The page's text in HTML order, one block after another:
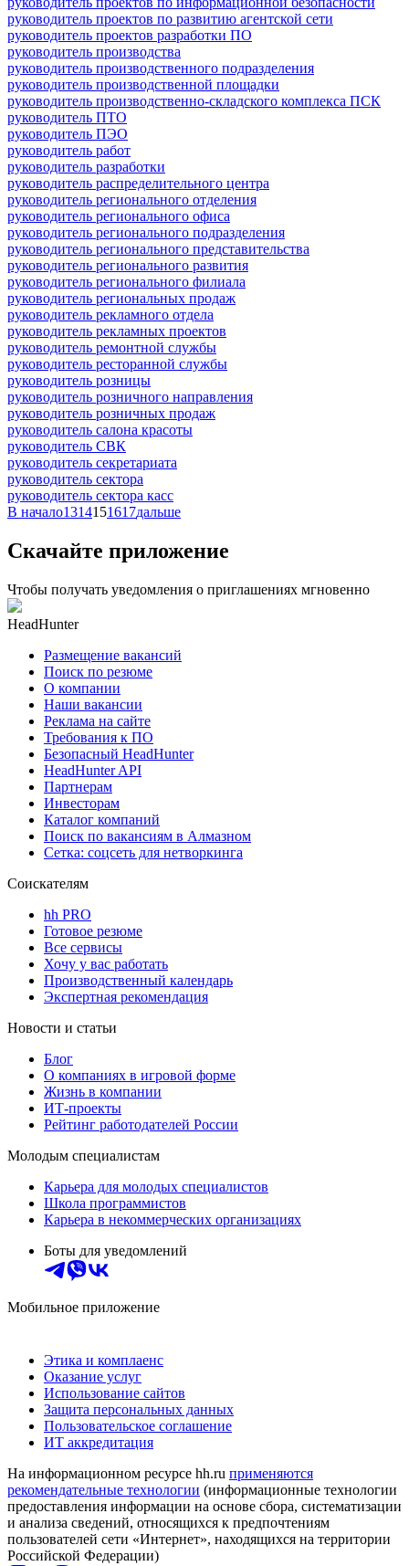
руководитель проектов по развитию агентской сети
руководитель проектов разработки ПО
руководитель производства
руководитель производственного подразделения
руководитель производственной площадки
руководитель производственно-складского комплекса ПСК
руководитель ПТО
руководитель ПЭО
руководитель работ
руководитель разработки
руководитель распределительного центра
руководитель регионального отделения
руководитель регионального офиса
руководитель регионального подразделения
руководитель регионального представительства
руководитель регионального развития
руководитель регионального филиала
руководитель региональных продаж
руководитель рекламного отдела
руководитель рекламных проектов
руководитель ремонтной службы
руководитель ресторанной службы
руководитель розницы
руководитель розничного направления
руководитель розничных продаж
руководитель салона красоты
руководитель СВК
руководитель секретариата
руководитель сектора
руководитель сектора касс
В начало1314151617дальше
Скачайте приложение
Чтобы получать уведомления о приглашениях мгновенно
HeadHunter
Размещение вакансий
Поиск по резюме
О компании
Наши вакансии
Реклама на сайте
Требования к ПО
Безопасный HeadHunter
HeadHunter API
Партнерам
Инвесторам
Каталог компаний
Поиск по вакансиям в Алмазном
Сетка: соцсеть для нетворкинга
Соискателям
hh PRO
Готовое резюме
Все сервисы
Хочу у вас работать
Производственный календарь
Экспертная рекомендация
Новости и статьи
Блог
О компаниях в игровой форме
Жизнь в компании
ИТ-проекты
Рейтинг работодателей России
Молодым специалистам
Карьера для молодых специалистов
Школа программистов
Карьера в некоммерческих организациях
Боты для уведомлений
Мобильное приложение
Этика и комплаенс
Оказание услуг
Использование сайтов
Защита персональных данных
Пользовательское соглашение
ИТ аккредитация
На информационном ресурсе hh.ru применяются
рекомендательные технологии (информационные технологии
предоставления информации на основе сбора, систематизации
и анализа сведений, относящихся к предпочтениям
пользователей сети «Интернет», находящихся на территории
Российской Федерации)